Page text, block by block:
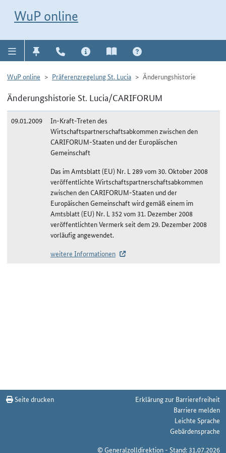
WuP online
WuP online Präferenzregelung St. Lucia Änderungshistorie
Änderungshistorie St. Lucia/CARIFORUM
09.01.2009
In-Kraft-Treten des
Wirtschaftspartnerschaftsabkommen zwischen den
CARIFORUM-Staaten und der Europäischen
Gemeinschaft
Das im Amtsblatt (EU) Nr. L 289 vom 30. Oktober 2008
veröffentlichte Wirtschaftspartnerschaftsabkommen
zwischen den CARIFORUM-Staaten und der
Europäischen Gemeinschaft wird gemäß einem im
Amtsblatt (EU) Nr. L 352 vom 31. Dezember 2008
veröffentlichten Vermerk seit dem 29. Dezember 2008
vorläufig angewendet.
weitere Informationen
Seite drucken
Erklärung zur Barrierefreiheit
Barriere melden
Leichte Sprache
Gebärdensprache
© Generalzolldirektion - Stand: 31.07.2026